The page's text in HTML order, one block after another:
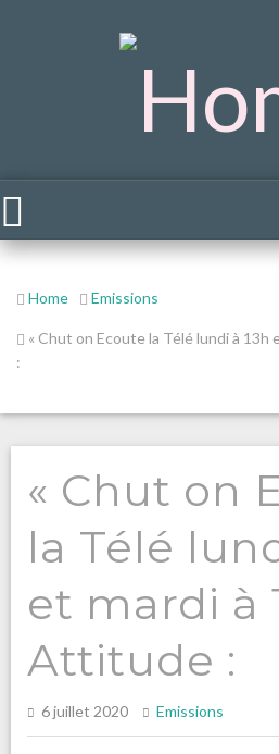
Home Emissions
« Chut on Ecoute la Télé lundi à
:
« Chut on
la Télé
et mardi à
Attitude :
6 juillet 2020 Emissions